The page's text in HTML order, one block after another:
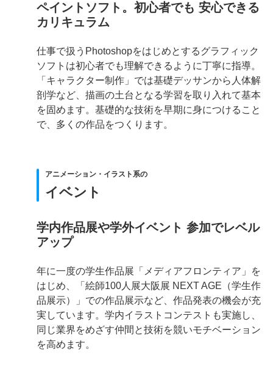
ペイントソフト。初心者でも 安心できる
カリキュラム
仕事で扱うPhotoshopをはじめとするグラフィック
ソフトは初心者でも理解できるように丁寧に指導。
「キャラクター制作」では基礎デッサンから人体解
剖学など、描画の土台となる学習を取り入れて基本
を固めます。基礎的な技術を早期に身につけること
で、多くの作品をつくります。
アニメーション・イラスト系の
イベント
学内作品展や学外イベント 参加でレベル
アップ
年に一度の学生作品展「メディアフロンティア」を
はじめ、「絵師100人展大阪展 NEXT AGE（学生作
品展示）」での作品展示など、作品発表の機会が充
実しています。学内イラストコンテストも実施し、
同じ業界をめざす仲間と技術を競いモチベーション
を高めます。